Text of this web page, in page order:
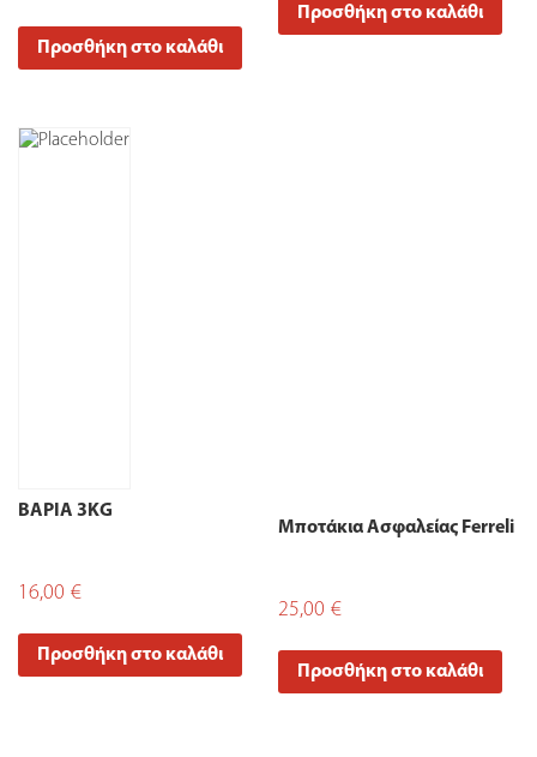
Προσθήκη στο καλάθι
Προσθήκη στο καλάθι
ΒΑΡΙΑ 3ΚG
16,00 €
Προσθήκη στο καλάθι
Μποτάκια Ασφαλείας Ferreli
25,00 €
Προσθήκη στο καλάθι